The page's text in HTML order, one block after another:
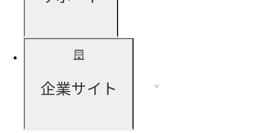
企業サイト